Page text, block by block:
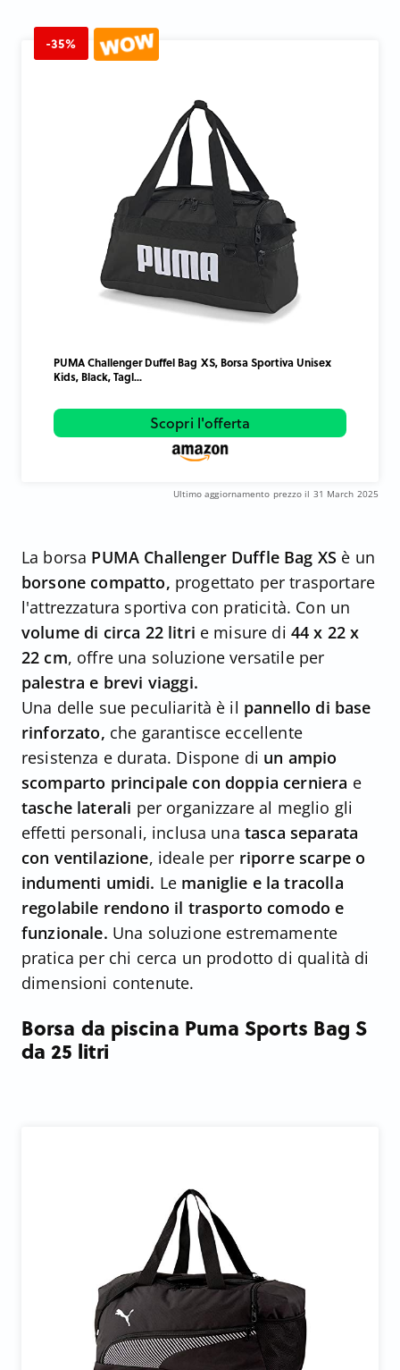
-35%
PUMA Challenger Duffel Bag XS, Borsa Sportiva Unisex
Kids, Black, Tagl...
Scopri l'offerta
Ultimo aggiornamento prezzo il 31 March 2025
La borsa PUMA Challenger Duffle Bag XS è un
borsone compatto, progettato per trasportare
l'attrezzatura sportiva con praticità. Con un
volume di circa 22 litri e misure di 44 x 22 x
22 cm, offre una soluzione versatile per
palestra e brevi viaggi.
Una delle sue peculiarità è il pannello di base
rinforzato, che garantisce eccellente
resistenza e durata. Dispone di un ampio
scomparto principale con doppia cerniera e
tasche laterali per organizzare al meglio gli
effetti personali, inclusa una tasca separata
con ventilazione, ideale per riporre scarpe o
indumenti umidi. Le maniglie e la tracolla
regolabile rendono il trasporto comodo e
funzionale. Una soluzione estremamente
pratica per chi cerca un prodotto di qualità di
dimensioni contenute.
Borsa da piscina Puma Sports Bag S
da 25 litri